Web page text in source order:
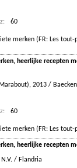
60
merken (FR: Les
heerlijke recepten
2013 /
60
merken (FR: Les
heerlijke recepten
N.V. / Flandria